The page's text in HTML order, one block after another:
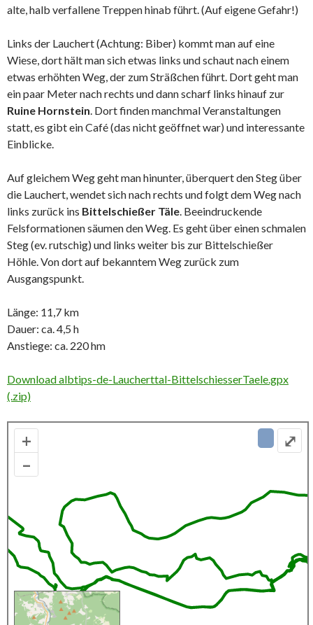
alte, halb verfallene Treppen hinab führt. (Auf eigene Gefahr!)
Links der Lauchert (Achtung: Biber) kommt man auf eine
Wiese, dort hält man sich etwas links und schaut nach einem
etwas erhöhten Weg, der zum Sträßchen führt. Dort geht man
ein paar Meter nach rechts und dann scharf links hinauf zur
Ruine Hornstein. Dort finden manchmal Veranstaltungen
statt, es gibt ein Café (das nicht geöffnet war) und interessante
Einblicke.
Auf gleichem Weg geht man hinunter, überquert den Steg über
die Lauchert, wendet sich nach rechts und folgt dem Weg nach
links zurück ins Bittelschießer Täle. Beeindruckende
Felsformationen säumen den Weg. Es geht über einen schmalen
Steg (ev. rutschig) und links weiter bis zur Bittelschießer
Höhle. Von dort auf bekanntem Weg zurück zum
Ausgangspunkt.
Länge: 11,7 km
Dauer: ca. 4,5 h
Anstiege: ca. 220 hm
Download albtips-de-Laucherttal-BittelschiesserTaele.gpx
(.zip)
+
–
⤢